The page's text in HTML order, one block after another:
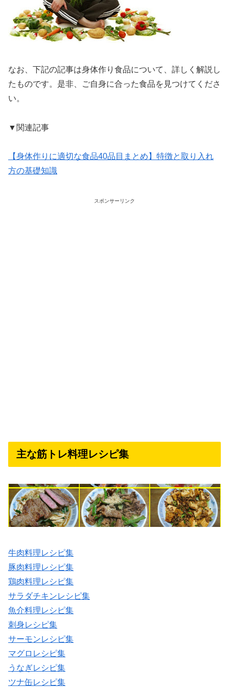
なお、下記の記事は身体作り食品について、詳しく解説し
たものです。是非、ご自身に合った食品を見つけてくださ
い。
▼関連記事
【身体作りに適切な食品40品目まとめ】特徴と取り入れ
方の基礎知識
スポンサーリンク
主な筋トレ料理レシピ集
牛肉料理レシピ集
豚肉料理レシピ集
鶏肉料理レシピ集
サラダチキンレシピ集
魚介料理レシピ集
刺身レシピ集
サーモンレシピ集
マグロレシピ集
うなぎレシピ集
ツナ缶レシピ集